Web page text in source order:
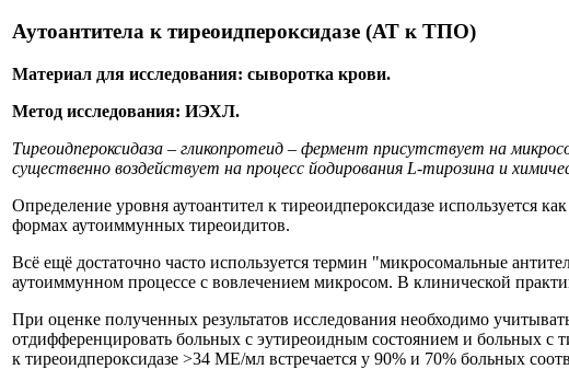
Аутоантитела к тиреоидпероксидазе (АТ к ТПО)
Материал для исследования: сыворотка крови.
Метод исследования: ИЭХЛ.
Тиреоидпероксидаза – гликопротеид – фермент присутствует на
существенно воздействует на процесс йодирования L-тирозина и
Определение уровня аутоантител к тиреоидпероксидазе
формах аутоиммунных тиреоидитов.
Всё ещё достаточно часто используется термин "микросомальные
аутоиммунном процессе с вовлечением микросом. В клинической
При оценке полученных результатов исследования необходимо
отдифференцировать больных с эутиреоидным состоянием и больных
к тиреоидпероксидазе >34 МЕ/мл встречается у 90% и 70% больных